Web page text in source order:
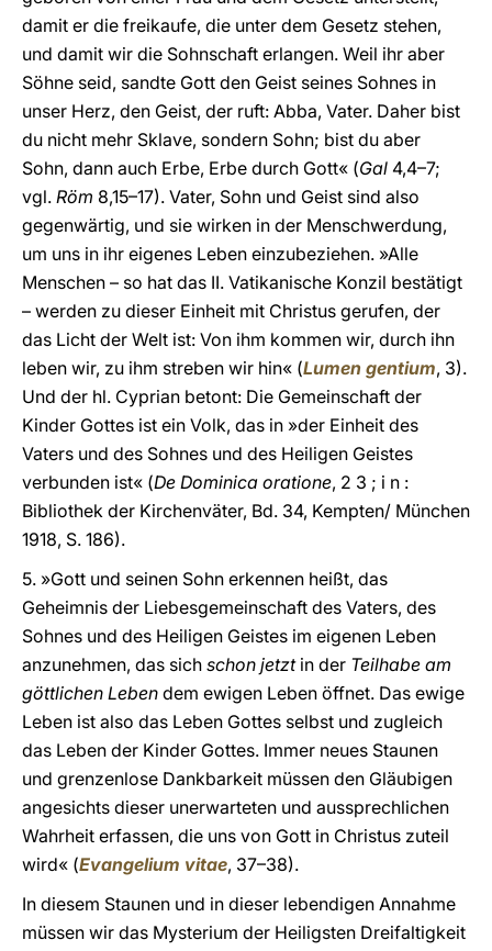
damit er die freikaufe, die unter dem Gesetz stehen,
und damit wir die Sohnschaft erlangen. Weil ihr aber
Söhne seid, sandte Gott den Geist seines Sohnes in
unser Herz, den Geist, der ruft: Abba, Vater. Daher bist
du nicht mehr Sklave, sondern Sohn; bist du aber
Sohn, dann auch Erbe, Erbe durch Gott« (Gal 4,4–7;
vgl. Röm 8,15–17). Vater, Sohn und Geist sind also
gegenwärtig, und sie wirken in der Menschwerdung,
um uns in ihr eigenes Leben einzubeziehen. »Alle
Menschen – so hat das II. Vatikanische Konzil bestätigt
– werden zu dieser Einheit mit Christus gerufen, der
das Licht der Welt ist: Von ihm kommen wir, durch ihn
leben wir, zu ihm streben wir hin« (Lumen gentium, 3).
Und der hl. Cyprian betont: Die Gemeinschaft der
Kinder Gottes ist ein Volk, das in »der Einheit des
Vaters und des Sohnes und des Heiligen Geistes
verbunden ist« (De Dominica oratione, 2 3 ; i n :
Bibliothek der Kirchenväter, Bd. 34, Kempten/ München
1918, S. 186).
5. »Gott und seinen Sohn erkennen heißt, das
Geheimnis der Liebesgemeinschaft des Vaters, des
Sohnes und des Heiligen Geistes im eigenen Leben
anzunehmen, das sich schon jetztin der Teilhabe am
göttlichen Leben dem ewigen Leben öffnet. Das ewige
Leben ist also das Leben Gottes selbst und zugleich
das Leben der Kinder Gottes. Immer neues Staunen
und grenzenlose Dankbarkeit müssen den Gläubigen
angesichts dieser unerwarteten und aussprechlichen
Wahrheit erfassen, die uns von Gott in Christus zuteil
wird« (Evangelium vitae, 37–38).
In diesem Staunen und in dieser lebendigen Annahme
müssen wir das Mysterium der Heiligsten Dreifaltigkeit